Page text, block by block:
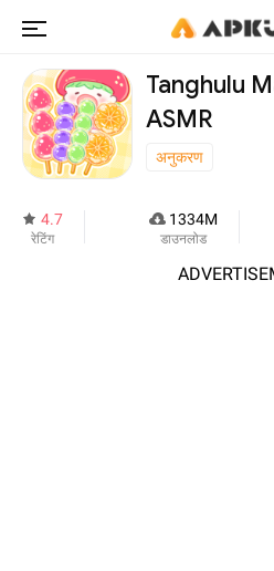
Tanghulu
ASMR
अनुकरण
4.7
रेटिंग
1334M
डाउनलोड